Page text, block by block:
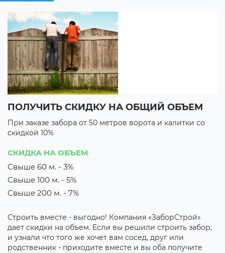
ПОЛУЧИТЬ СКИДКУ НА ОБЩИЙ ОБЪЕМ
При заказе забора от 50 метров ворота и калитки со
скидкой 10%
СКИДКА НА ОБЪЕМ
Свыше 60 м. - 3%
Свыше 100 м. - 5%
Свыше 200 м. - 7%
Строить вместе - выгодно! Компания «ЗаборСтрой»
дает скидки на объем. Если вы решили строить забор,
и узнали что того же хочет вам сосед, друг или
родственник - приходите вместе и вы оба получите